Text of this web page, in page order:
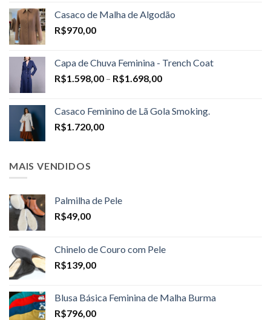
Casaco de Malha de Algodão
R$970,00
Capa de Chuva Feminina - Trench Coat
R$1.598,00 – R$1.698,00Price
through
Casaco Feminino de Lã Gola Smoking.
R$1.720,00
MAIS VENDIDOS
Palmilha de Pele
R$49,00
Chinelo de Couro com Pele
R$139,00
Blusa Básica Feminina de Malha Burma
R$796,00